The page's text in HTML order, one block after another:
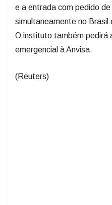
e a entrada com pedido
simultaneamente no Brasil
O instituto também pedirá
emergencial à Anvisa.
(Reuters)